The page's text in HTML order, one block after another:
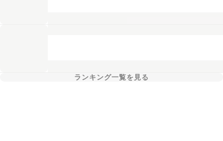
ランキング一覧を見る